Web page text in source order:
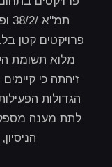
פרויקטים קטן
מלוא תשומת
זיהתה כי
הגדולות
לתת מענה